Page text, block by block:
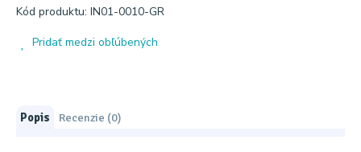
Kód produktu: IN01-0010-GR
Pridať medzi obľúbených
Popis Recenzie (0)